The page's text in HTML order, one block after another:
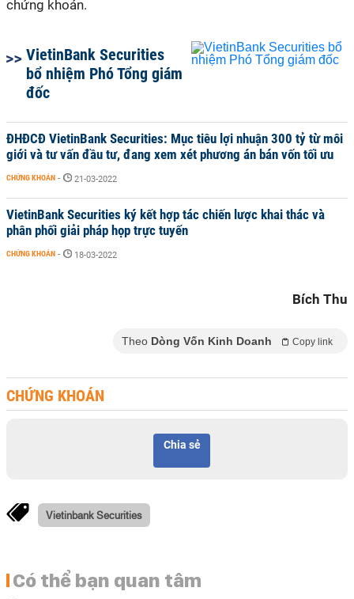
chứng khoán.
VietinBank Securities
bổ nhiệm Phó Tổng giám
đốc
ĐHĐCĐ VietinBank Securities: Mục tiêu lợi nhuận 300 tỷ từ môi
giới và tư vấn đầu tư, đang xem xét phương án bán vốn tối ưu
CHỨNG KHOÁN - 21-03-2022
VietinBank Securities ký kết hợp tác chiến lược khai thác và
phân phối giải pháp họp trực tuyến
CHỨNG KHOÁN - 18-03-2022
Bích Thu
Theo Dòng Vốn Kinh Doanh Copy link
CHỨNG KHOÁN
Chia sẻ
Vietinbank Securities
Có thể bạn quan tâm